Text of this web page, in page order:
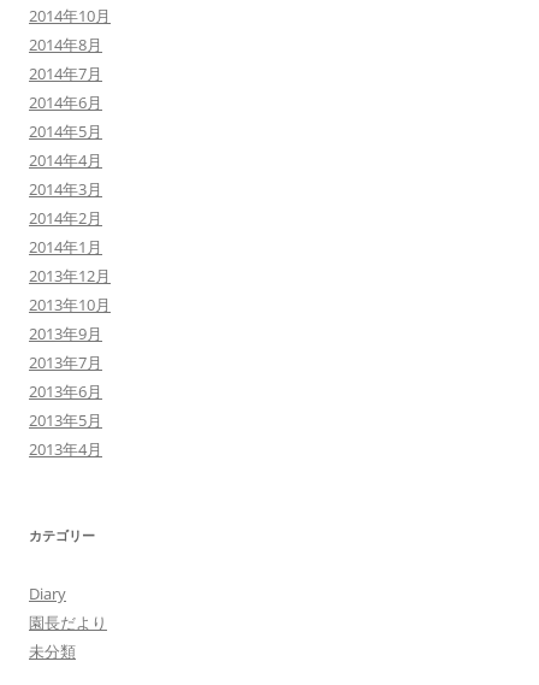
2014年10月
2014年8月
2014年7月
2014年6月
2014年5月
2014年4月
2014年3月
2014年2月
2014年1月
2013年12月
2013年10月
2013年9月
2013年7月
2013年6月
2013年5月
2013年4月
カテゴリー
Diary
園長だより
未分類